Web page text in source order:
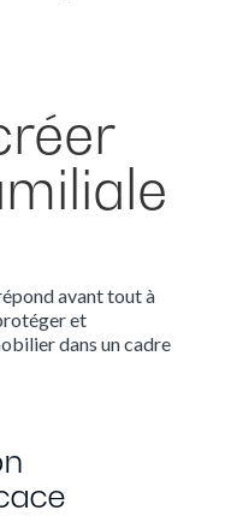
avant tout à
et
dans un cadre